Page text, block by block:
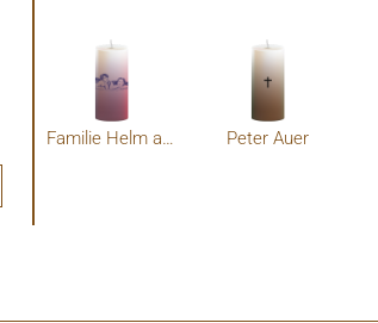
Familie Helm aus Gaflenz Peter Auer